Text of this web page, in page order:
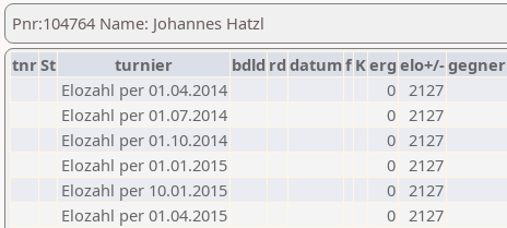
Pnr:104764 Name: Johannes Hatzl
tnrSt turnier bdld rd datumf Kerg elo+/-gegner
Elozahl per 01.04.2014
0 2127
Elozahl per 01.07.2014
0 2127
Elozahl per 01.10.2014
0 2127
Elozahl per 01.01.2015
0 2127
Elozahl per 10.01.2015
0 2127
Elozahl per 01.04.2015
0 2127